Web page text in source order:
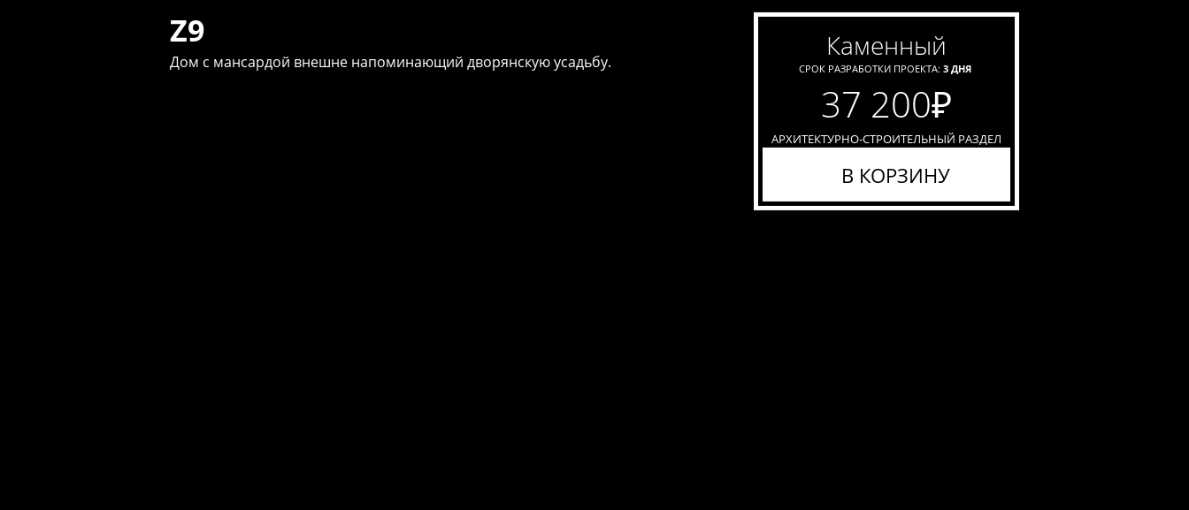
Z9
Дом с мансардой внешне напоминающий дворянскую усадьбу. каменный
СРОК РАЗРАБОТКИ ПРОЕКТА: 3 ДНЯ
37 200₽
АРХИТЕКТУРНО-СТРОИТЕЛЬНЫЙ РАЗДЕЛ
В КОРЗИНУ